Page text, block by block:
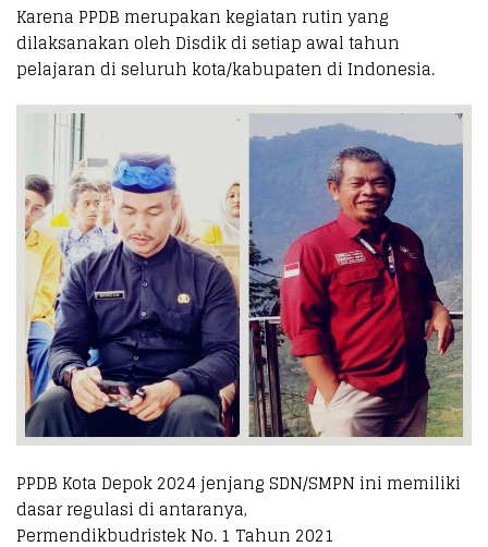
Karena PPDB merupakan kegiatan rutin yang
dilaksanakan oleh Disdik di setiap awal tahun
pelajaran di seluruh kota/kabupaten di Indonesia.
PPDB Kota Depok 2024 jenjang SDN/SMPN ini memiliki
dasar regulasi di antaranya,
Permendikbudristek No. 1 Tahun 2021